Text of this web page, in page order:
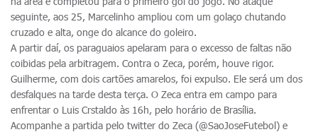
seguinte, aos 25, Marcelinho ampliou com um golaço chutando
cruzado e alta, onge do alcance do goleiro.
A partir daí, os paraguaios apelaram para o excesso de faltas não
coibidas pela arbitragem. Contra o Zeca, porém, houve rigor.
Guilherme, com dois cartões amarelos, foi expulso. Ele será um dos
desfalques na tarde desta terça. O Zeca entra em campo para
enfrentar o Luis Crstaldo às 16h, pelo horário de Brasília.
Acompanhe a partida pelo twitter do Zeca (@SaoJoseFutebol) e